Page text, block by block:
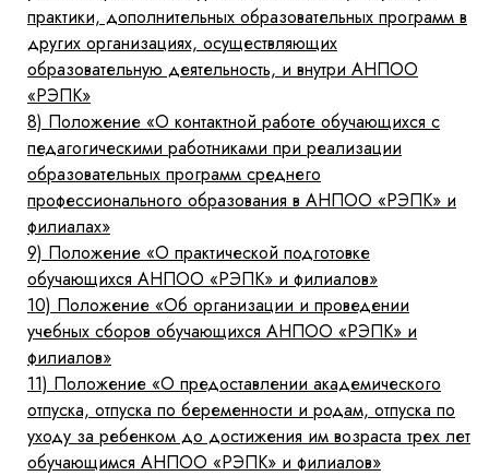
практики, дополнительных образовательных программ в
других организациях, осуществляющих
образовательную деятельность, и внутри АНПОО
«РЭПК»
8) Положение «О контактной работе обучающихся с
педагогическими работниками при реализации
образовательных программ среднего
профессионального образования в АНПОО «РЭПК» и
филиалах»
9) Положение «О практической подготовке
обучающихся АНПОО «РЭПК» и филиалов»
10) Положение «Об организации и проведении
учебных сборов обучающихся АНПОО «РЭПК» и
филиалов»
11) Положение «О предоставлении академического
отпуска, отпуска по беременности и родам, отпуска по
уходу за ребенком до достижения им возраста трех лет
обучающимся АНПОО «РЭПК» и филиалов»